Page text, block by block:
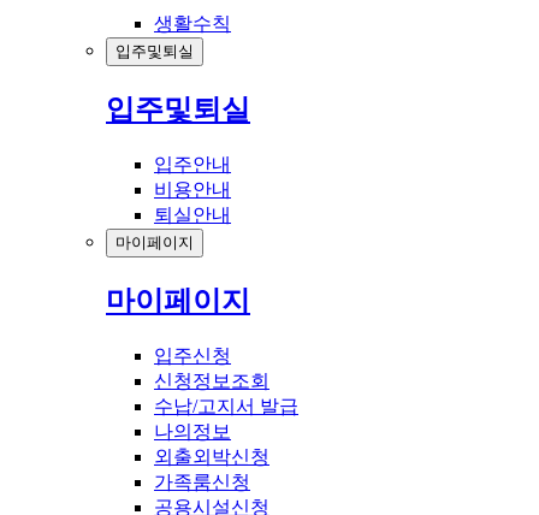
생활수칙
입주및퇴실
입주및퇴실
입주안내
비용안내
퇴실안내
마이페이지
마이페이지
입주신청
신청정보조회
수납/고지서 발급
나의정보
외출외박신청
가족룸신청
공용시설신청